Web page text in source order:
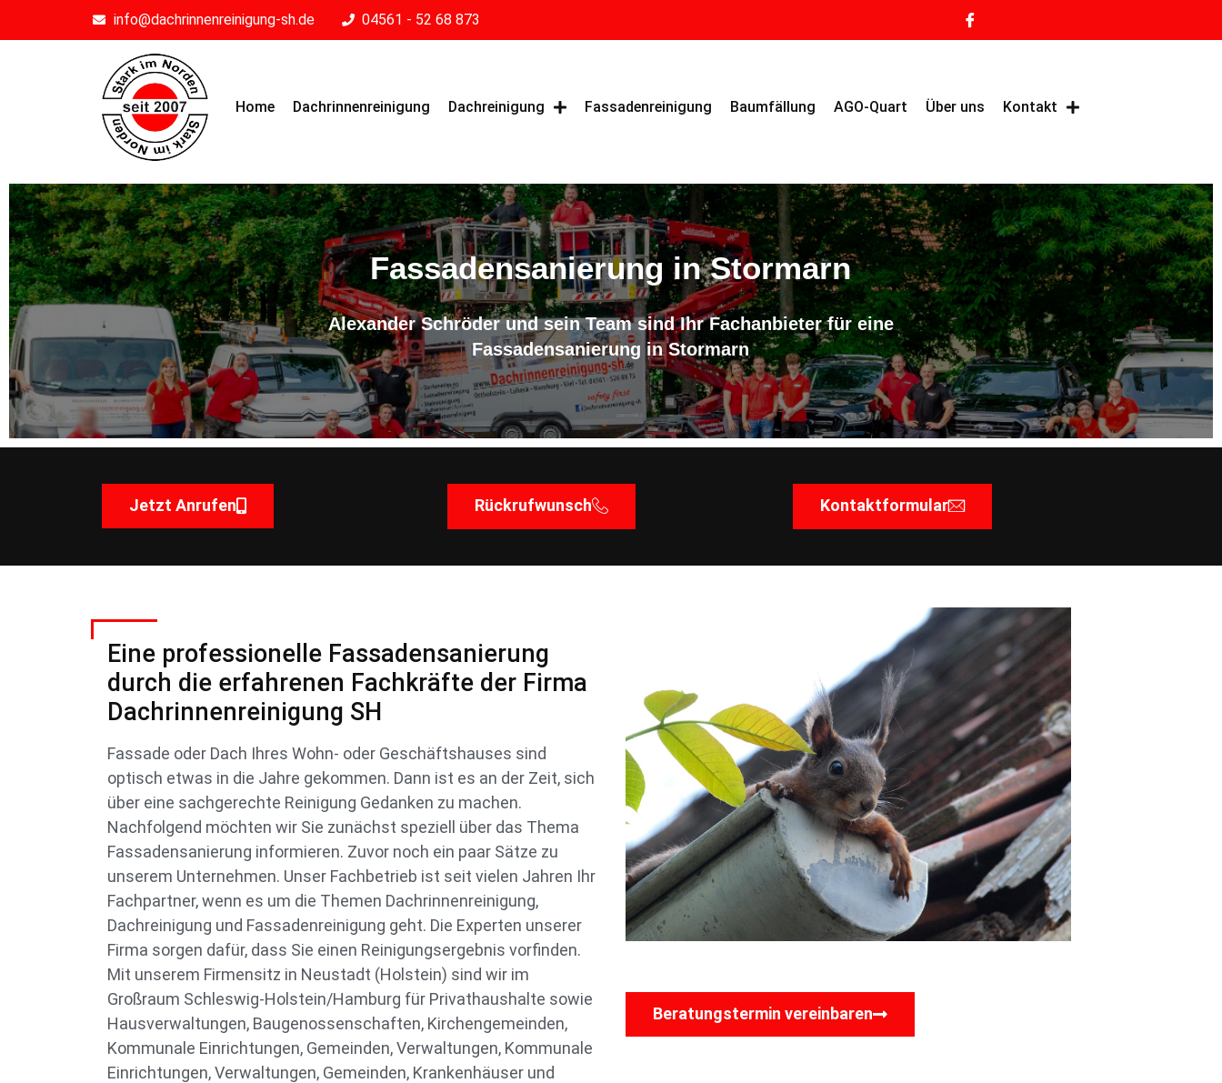
info@dachrinnenreinigung-sh.de 04561 - 52 68 873
Home Dachrinnenreinigung Dachreinigung Fassadenreinigung Baumfällung AGO-Quart Über uns Kontakt
Fassadensanierung in Stormarn
Alexander Schröder und sein Team sind Ihr Fachanbieter für eine
Fassadensanierung in Stormarn
Jetzt Anrufen Rückrufwunsch Kontaktformular
Eine professionelle Fassadensanierung
durch die erfahrenen Fachkräfte der Firma
Dachrinnenreinigung SH
Fassade oder Dach Ihres Wohn- oder Geschäftshauses sind
optisch etwas in die Jahre gekommen. Dann ist es an der Zeit, sich
über eine sachgerechte Reinigung Gedanken zu machen.
Nachfolgend möchten wir Sie zunächst speziell über das Thema
Fassadensanierung informieren. Zuvor noch ein paar Sätze zu
unserem Unternehmen. Unser Fachbetrieb ist seit vielen Jahren Ihr
Fachpartner, wenn es um die Themen Dachrinnenreinigung,
Dachreinigung und Fassadenreinigung geht. Die Experten unserer
Firma sorgen dafür, dass Sie einen Reinigungsergebnis vorfinden.
Mit unserem Firmensitz in Neustadt (Holstein) sind wir im
Großraum Schleswig-Holstein/Hamburg für Privathaushalte sowie
Hausverwaltungen, Baugenossenschaften, Kirchengemeinden,
Kommunale Einrichtungen, Gemeinden, Verwaltungen, Kommunale
Einrichtungen, Verwaltungen, Gemeinden, Krankenhäuser und
Beratungstermin vereinbaren